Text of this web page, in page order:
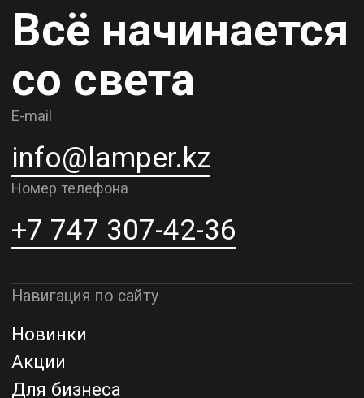
Контакты
О компании
Рассрочка и кредит
к5
Адрес шоурума в г. Астана
г. Астана, ул. Мангилик Ел. д.21
Благодарим за внимание к Lamper.kz.
До встречи в ваших будущих
Политика конфиденциальности